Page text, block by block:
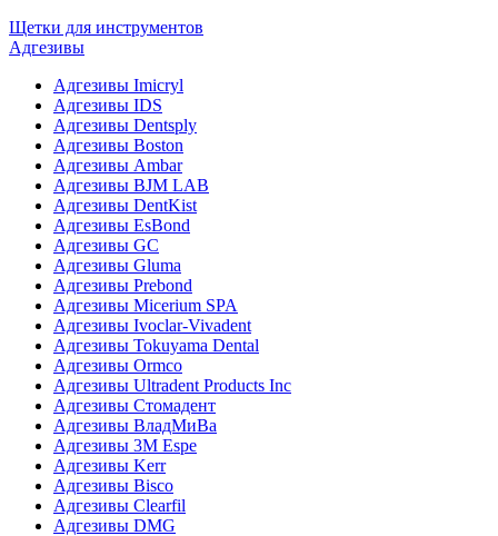
Щетки для инструментов
Адгезивы
Адгезивы Imicryl
Адгезивы IDS
Адгезивы Dentsply
Адгезивы Boston
Адгезивы Ambar
Адгезивы BJM LAB
Адгезивы DentKist
Адгезивы EsBond
Адгезивы GC
Адгезивы Gluma
Адгезивы Prebond
Адгезивы Micerium SPA
Адгезивы Ivoclar-Vivadent
Адгезивы Tokuyama Dental
Адгезивы Ormco
Адгезивы Ultradent Products Inc
Адгезивы Стомадент
Адгезивы ВладМиВа
Адгезивы 3M Espe
Адгезивы Kerr
Адгезивы Bisco
Адгезивы Clearfil
Адгезивы DMG